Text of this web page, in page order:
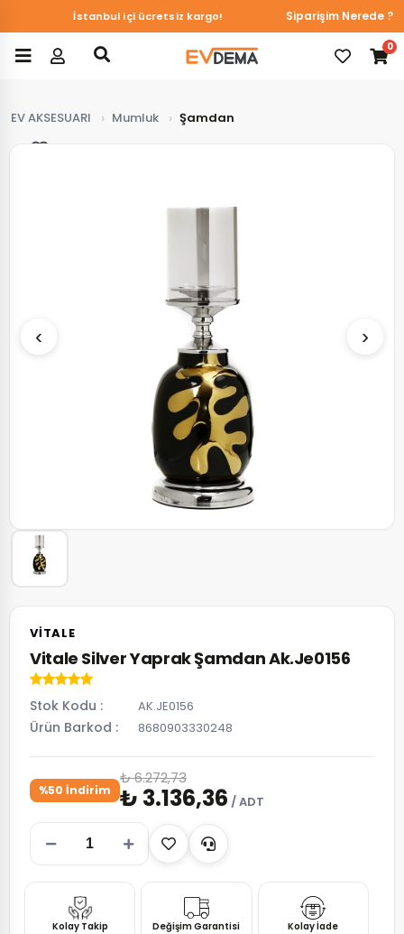
İstanbul içi ücretsiz kargo! Siparişim Nerede ?
0
EV AKSESUARI Mumluk Şamdan
‹ ›
VITALE
Vitale Silver Yaprak Şamdan Ak.Je0156
Stok Kodu AK.JE0156
Ürün Barkod 8680903330248
%50 İndirim
₺ 6.272,73
₺ 3.136,36 / ADT
Kolay Takip Değişim Garantisi Kolay İade